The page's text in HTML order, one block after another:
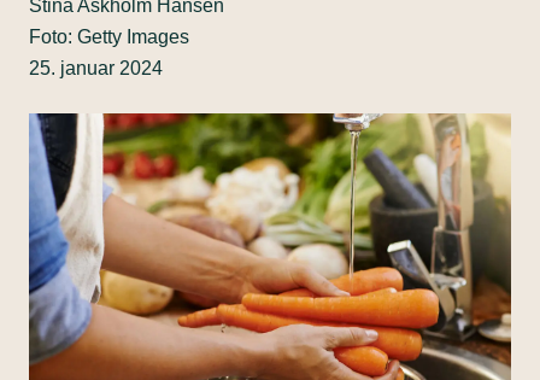
Stina Askholm Hansen
Foto: Getty Images
25. januar 2024